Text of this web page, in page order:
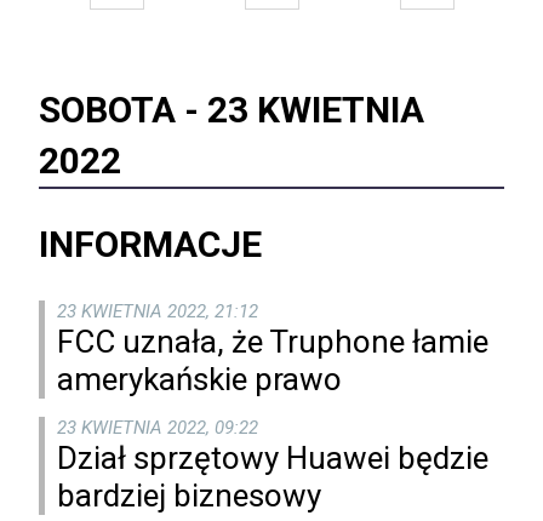
SOBOTA - 23 KWIETNIA
2022
INFORMACJE
23 KWIETNIA 2022, 21:12
FCC uznała, że Truphone łamie
amerykańskie prawo
23 KWIETNIA 2022, 09:22
Dział sprzętowy Huawei będzie
bardziej biznesowy